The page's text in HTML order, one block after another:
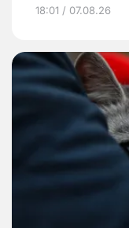
18:01 / 07.08.26